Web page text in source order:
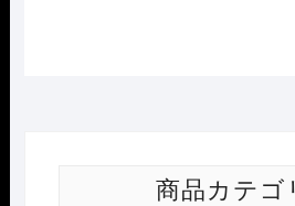
商品カテゴ